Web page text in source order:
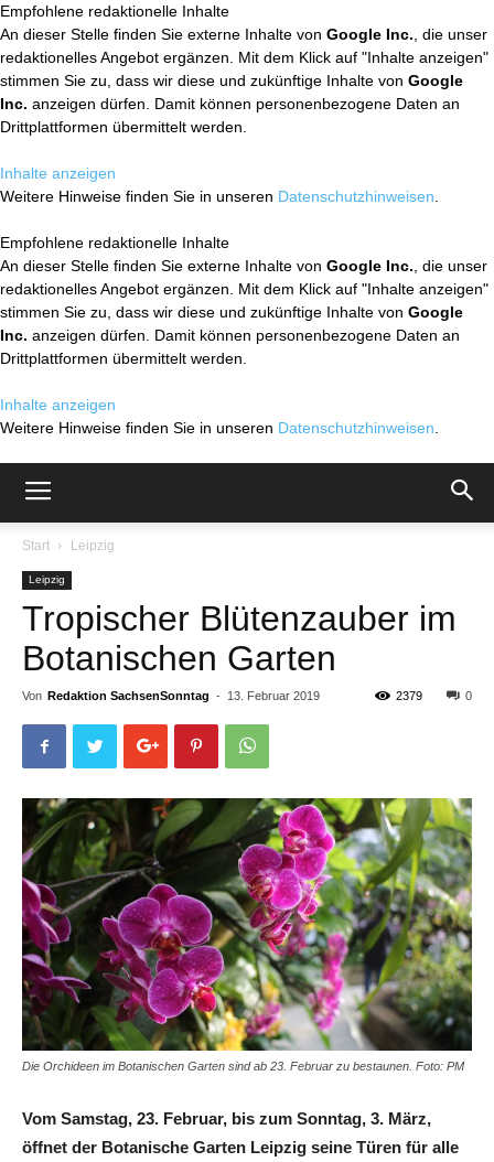
Empfohlene redaktionelle Inhalte
An dieser Stelle finden Sie externe Inhalte von Google Inc. , die unser
redaktionelles Angebot ergänzen. Mit dem Klick auf "Inhalte anzeigen"
stimmen Sie zu, dass wir diese und zukünftige Inhalte von Google
Inc. anzeigen dürfen. Damit können personenbezogene Daten an
Drittplattformen übermittelt werden.
Inhalte anzeigen
Weitere Hinweise finden Sie in unseren Datenschutzhinweisen
Empfohlene redaktionelle Inhalte
An dieser Stelle finden Sie externe Inhalte von Google Inc. , die unser
redaktionelles Angebot ergänzen. Mit dem Klick auf "Inhalte anzeigen"
stimmen Sie zu, dass wir diese und zukünftige Inhalte von Google
Inc. anzeigen dürfen. Damit können personenbezogene Daten an
Drittplattformen übermittelt werden.
Inhalte anzeigen
Weitere Hinweise finden Sie in unseren Datenschutzhinweisen
Start Leipzig
Leipzig
Tropischer Blütenzauber im
Botanischen Garten
Von Redaktion SachsenSonntag - 13. Februar 2019 0
2379
Die Orchideen im Botanischen Garten sind ab 23. Februar zu bestaunen. Foto: PM
Vom Samstag, 23. Februar, bis zum Sonntag, 3. März,
öffnet der Botanische Garten Leipzig seine Türen für alle